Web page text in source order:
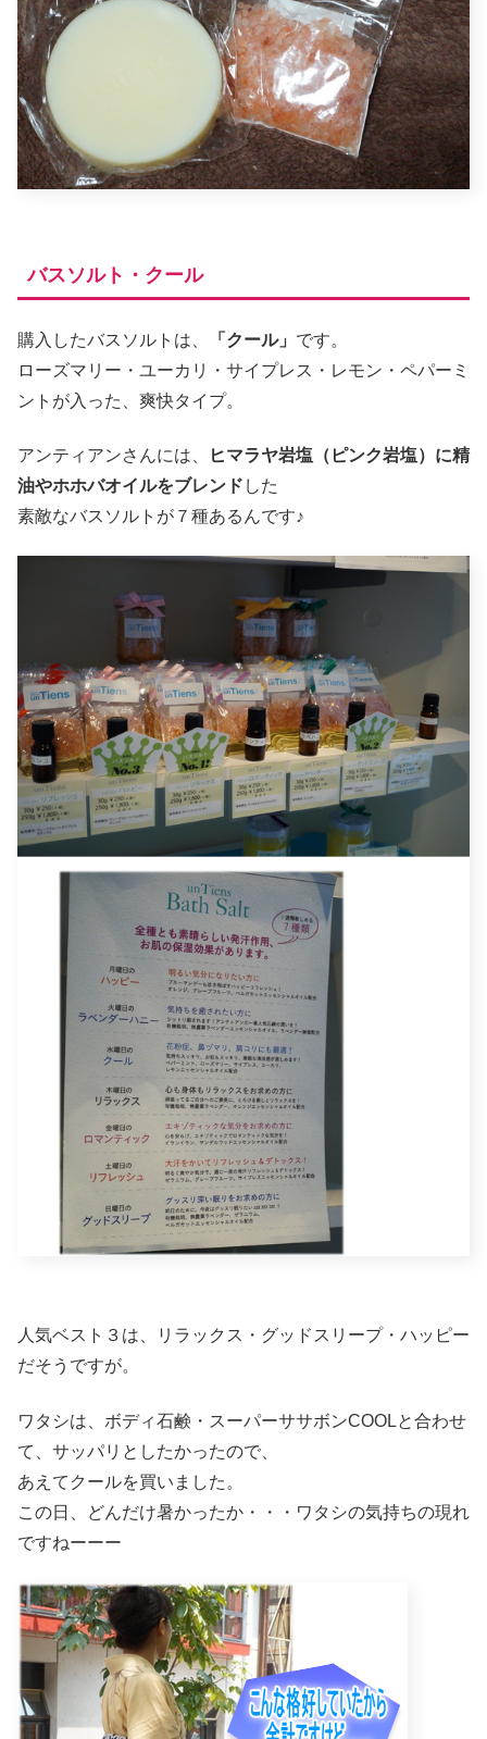
バスソルト・クール
購入したバスソルトは、 「クール」 です。
ローズマリー・ユーカリ・サイプレス・レモン・ペパーミ
ントが入った、爽快タイプ。
アンティアンさんには、
ヒマラヤ岩塩（ピンク岩塩）に精
油やホホバオイルをブレンド した
素敵なバスソルトが７種あるんです♪
人気ベスト３は、リラックス・グッドスリープ・ハッピー
だそうですが。
ワタシは、ボディ石鹸・スーパーササボンCOOLと合わせ
て、サッパリとしたかったので、
あえてクールを買いました。
この日、どんだけ暑かったか・・・ワタシの気持ちの現れ
ですねーーー